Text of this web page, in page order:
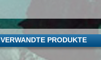
VERWANDTE PRODUKTE